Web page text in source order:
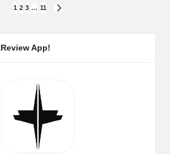
1 2 3 … 11
App!